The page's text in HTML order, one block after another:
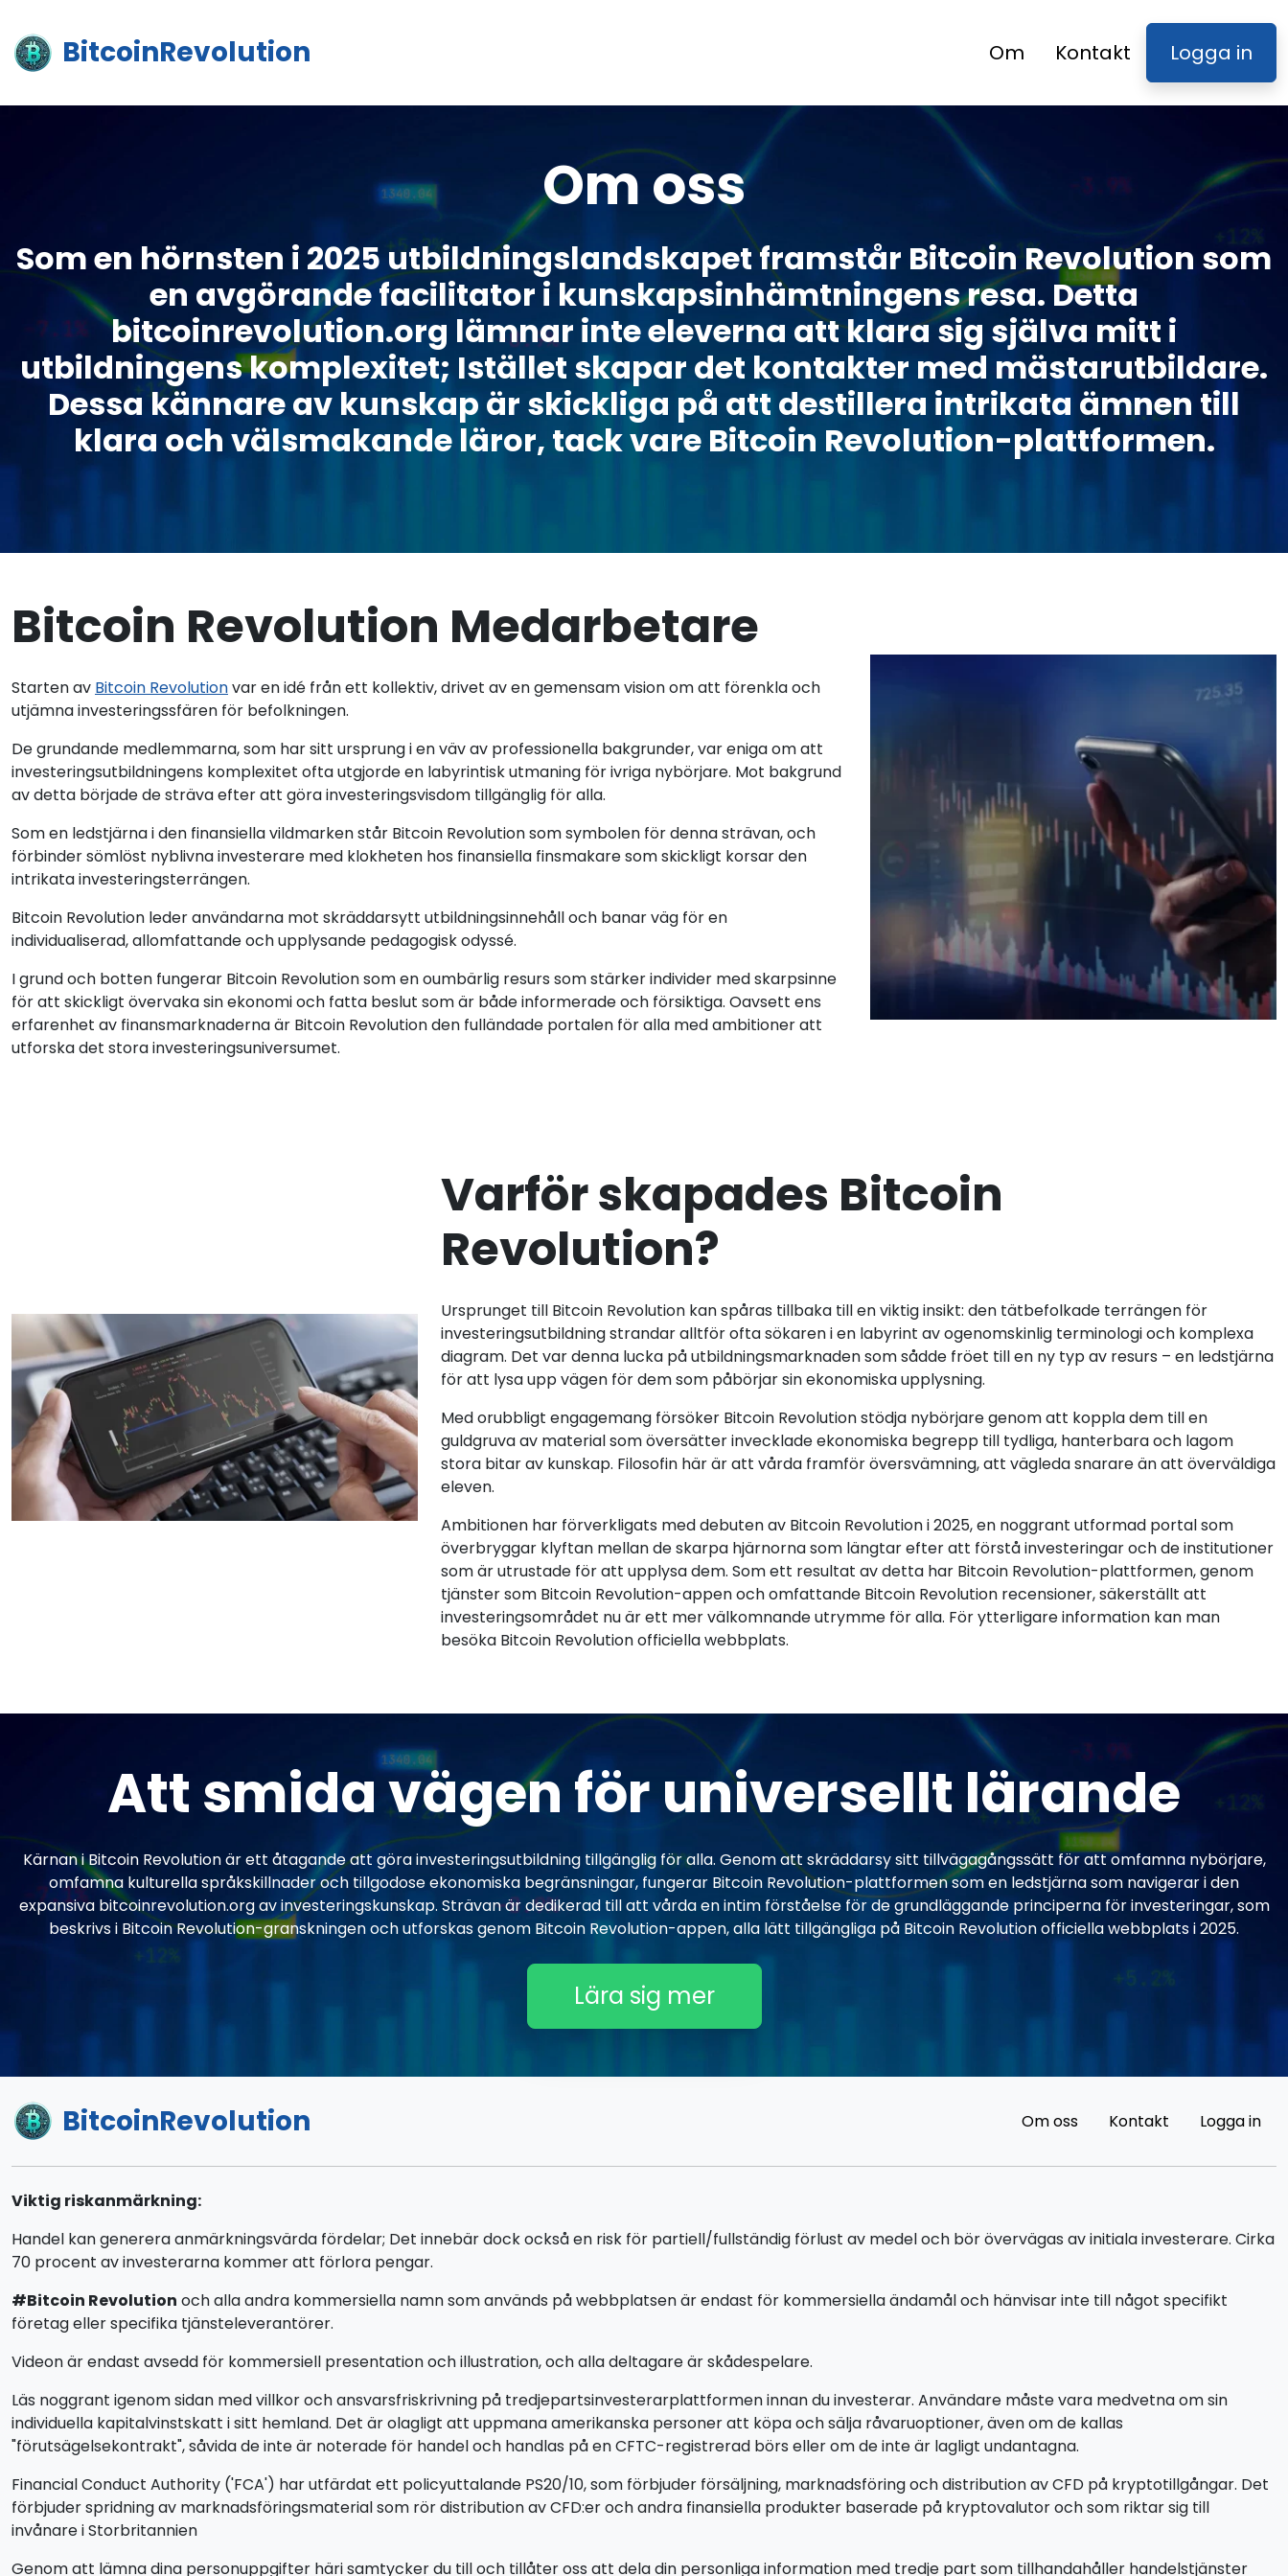
BitcoinRevolution Om Kontakt Logga in
Om oss
Som en hörnsten i 2025 utbildningslandskapet framstår Bitcoin Revolution som
en avgörande facilitator i kunskapsinhämtningens resa. Detta
bitcoinrevolution.org lämnar inte eleverna att klara sig själva mitt i
utbildningens komplexitet; Istället skapar det kontakter med mästarutbildare.
Dessa kännare av kunskap är skickliga på att destillera intrikata ämnen till
klara och välsmakande läror, tack vare Bitcoin Revolution-plattformen.
Bitcoin Revolution Medarbetare
Starten av Bitcoin Revolutionvar en idé från ett kollektiv, drivet av en gemensam vision om att förenkla och
utjämna investeringssfären för befolkningen.
De grundande medlemmarna, som har sitt ursprung i en väv av professionella bakgrunder, var eniga om att
investeringsutbildningens komplexitet ofta utgjorde en labyrintisk utmaning för ivriga nybörjare. Mot bakgrund
av detta började de sträva efter att göra investeringsvisdom tillgänglig för alla.
Som en ledstjärna i den finansiella vildmarken står Bitcoin Revolution som symbolen för denna strävan, och
förbinder sömlöst nyblivna investerare med klokheten hos finansiella finsmakare som skickligt korsar den
intrikata investeringsterrängen.
Bitcoin Revolution leder användarna mot skräddarsytt utbildningsinnehåll och banar väg för en
individualiserad, allomfattande och upplysande pedagogisk odyssé.
I grund och botten fungerar Bitcoin Revolution som en oumbärlig resurs som stärker individer med skarpsinne
för att skickligt övervaka sin ekonomi och fatta beslut som är både informerade och försiktiga. Oavsett ens
erfarenhet av finansmarknaderna är Bitcoin Revolution den fulländade portalen för alla med ambitioner att
utforska det stora investeringsuniversumet.
Varför skapades Bitcoin
Revolution?
Ursprunget till Bitcoin Revolution kan spåras tillbaka till en viktig insikt: den tätbefolkade terrängen för
investeringsutbildning strandar alltför ofta sökaren i en labyrint av ogenomskinlig terminologi och komplexa
diagram. Det var denna lucka på utbildningsmarknaden som sådde fröet till en ny typ av resurs – en ledstjärna
för att lysa upp vägen för dem som påbörjar sin ekonomiska upplysning.
Med orubbligt engagemang försöker Bitcoin Revolution stödja nybörjare genom att koppla dem till en
guldgruva av material som översätter invecklade ekonomiska begrepp till tydliga, hanterbara och lagom
stora bitar av kunskap. Filosofin här är att vårda framför översvämning, att vägleda snarare än att överväldiga
eleven.
Ambitionen har förverkligats med debuten av Bitcoin Revolution i 2025, en noggrant utformad portal som
överbryggar klyftan mellan de skarpa hjärnorna som längtar efter att förstå investeringar och de institutioner
som är utrustade för att upplysa dem. Som ett resultat av detta har Bitcoin Revolution-plattformen, genom
tjänster som Bitcoin Revolution-appen och omfattande Bitcoin Revolution recensioner, säkerställt att
investeringsområdet nu är ett mer välkomnande utrymme för alla. För ytterligare information kan man
besöka Bitcoin Revolution officiella webbplats.
Att smida vägen för universellt lärande
Kärnan i Bitcoin Revolution är ett åtagande att göra investeringsutbildning tillgänglig för alla. Genom att skräddarsy sitt tillvägagångssätt för att omfamna nybörjare,
omfamna kulturella språkskillnader och tillgodose ekonomiska begränsningar, fungerar Bitcoin Revolution-plattformen som en ledstjärna som navigerar i den
expansiva bitcoinrevolution.org av investeringskunskap. Strävan är dedikerad till att vårda en intim förståelse för de grundläggande principerna för investeringar, som
beskrivs i Bitcoin Revolution-granskningen och utforskas genom Bitcoin Revolution-appen, alla lätt tillgängliga på Bitcoin Revolution officiella webbplats i 2025.
Lära sig mer
BitcoinRevolution Om oss Kontakt Logga in
Viktig riskanmärkning:
Handel kan generera anmärkningsvärda fördelar; Det innebär dock också en risk för partiell/fullständig förlust av medel och bör övervägas av initiala investerare. Cirka
70 procent av investerarna kommer att förlora pengar.
#Bitcoin Revolution och alla andra kommersiella namn som används på webbplatsen är endast för kommersiella ändamål och hänvisar inte till något specifikt
företag eller specifika tjänsteleverantörer.
Videon är endast avsedd för kommersiell presentation och illustration, och alla deltagare är skådespelare.
Läs noggrant igenom sidan med villkor och ansvarsfriskrivning på tredjepartsinvesterarplattformen innan du investerar. Användare måste vara medvetna om sin
individuella kapitalvinstskatt i sitt hemland. Det är olagligt att uppmana amerikanska personer att köpa och sälja råvaruoptioner, även om de kallas
"förutsägelsekontrakt", såvida de inte är noterade för handel och handlas på en CFTC-registrerad börs eller om de inte är lagligt undantagna.
Financial Conduct Authority ('FCA') har utfärdat ett policyuttalande PS20/10, som förbjuder försäljning, marknadsföring och distribution av CFD på kryptotillgångar. Det
förbjuder spridning av marknadsföringsmaterial som rör distribution av CFD:er och andra finansiella produkter baserade på kryptovalutor och som riktar sig till
invånare i Storbritannien
Genom att lämna dina personuppgifter häri samtycker du till och tillåter oss att dela din personliga information med tredje part som tillhandahåller handelstjänster